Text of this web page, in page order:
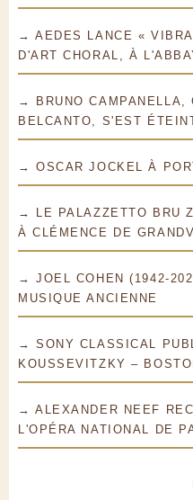
→ AEDES LANCE «
D'ART CHORAL, À
→ BRUNO CAMPANELLA,
BELCANTO, S'EST
→ OSCAR JOCKEL À
→ LE PALAZZETTO BRU
À CLÉMENCE DE
→ JOEL COHEN (1942-
MUSIQUE ANCIENNE
→ SONY CLASSICAL
KOUSSEVITZKY –
→ ALEXANDER NEEF
L'OPÉRA NATIONAL DE